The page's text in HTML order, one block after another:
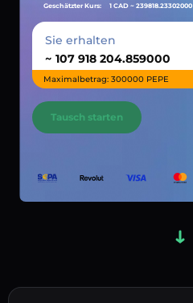
Geschätzter Kurs: 1 CAD ~ 239818.23302000
Sie erhalten
~
Maximalbetrag: 300000 PEPE
Tausch starten